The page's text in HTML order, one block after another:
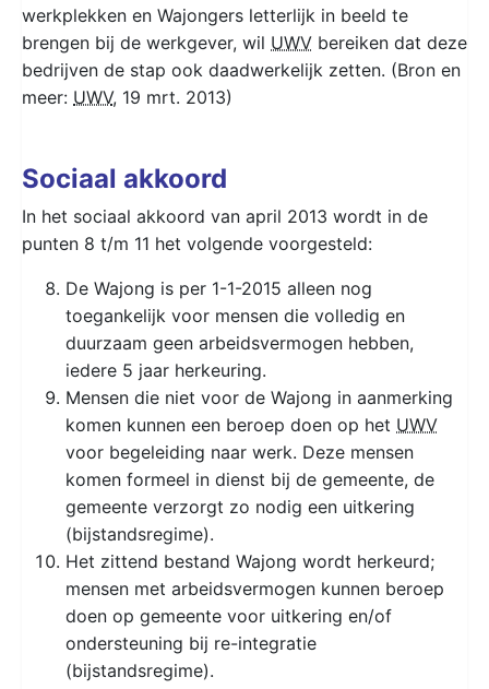
werkplekken en Wajongers letterlijk in beeld te
brengen bij de werkgever, wil UWV bereiken dat deze
bedrijven de stap ook daadwerkelijk zetten. (Bron en
meer: UWV, 19 mrt. 2013)
Sociaal akkoord
In het sociaal akkoord van april 2013 wordt in de
punten 8 t/m 11 het volgende voorgesteld:
De Wajong is per 1-1-2015 alleen nog
toegankelijk voor mensen die volledig en
duurzaam geen arbeidsvermogen hebben,
iedere 5 jaar herkeuring.
Mensen die niet voor de Wajong in aanmerking
komen kunnen een beroep doen op het UWV
voor begeleiding naar werk. Deze mensen
komen formeel in dienst bij de gemeente, de
gemeente verzorgt zo nodig een uitkering
(bijstandsregime).
Het zittend bestand Wajong wordt herkeurd;
mensen met arbeidsvermogen kunnen beroep
doen op gemeente voor uitkering en/of
ondersteuning bij re-integratie
(bijstandsregime).